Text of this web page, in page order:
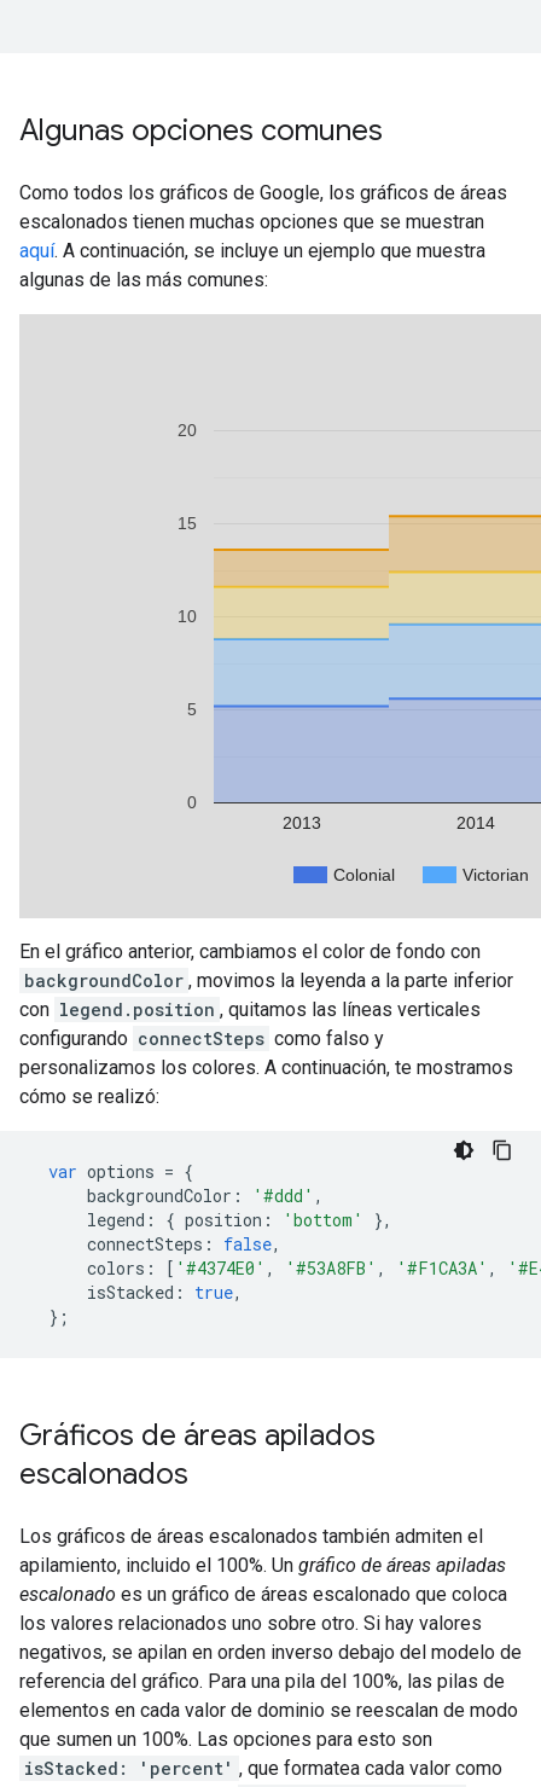
Algunas opciones comunes
Como todos los gráficos de Google, los gráficos de áreas
escalonados tienen muchas opciones que se muestran
aquí. A continuación, se incluye un ejemplo que muestra
algunas de las más comunes:
En el gráfico anterior, cambiamos el color de fondo con
backgroundColor , movimos la leyenda a la parte inferior
con legend.position , quitamos las líneas verticales
configurando connectSteps como falso y
personalizamos los colores. A continuación, te mostramos
cómo se realizó:
var options = {
backgroundColor : '#ddd' ,
legend : { position : 'bottom'
},
connectSteps : false,
colors : [ '#4374E0' , '#53A8FB' , '#F1CA3A' ,
isStacked : true,
};
Gráficos de áreas apilados
escalonados
Los gráficos de áreas escalonados también admiten el
apilamiento, incluido el 100%. Un gráfico de áreas apiladas
escalonado es un gráfico de áreas escalonado que coloca
los valores relacionados uno sobre otro. Si hay valores
negativos, se apilan en orden inverso debajo del modelo de
referencia del gráfico. Para una pila del 100%, las pilas de
elementos en cada valor de dominio se reescalan de modo
que sumen un 100%. Las opciones para esto son
isStacked: 'percent' , que formatea cada valor como